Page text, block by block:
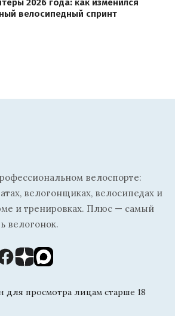
2026 года: как изменился
велосипедный спринт
велоспорте:
велогонщиках, велосипедах и
и тренировках. Плюс — самый
велогонок.
для просмотра лицам старше 18